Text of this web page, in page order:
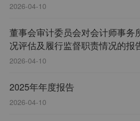
2026-04-10
董事会审计委员会对会计师事务
况评估及履行监督职责情况的报
2026-04-10
2025年年度报告
2026-04-10